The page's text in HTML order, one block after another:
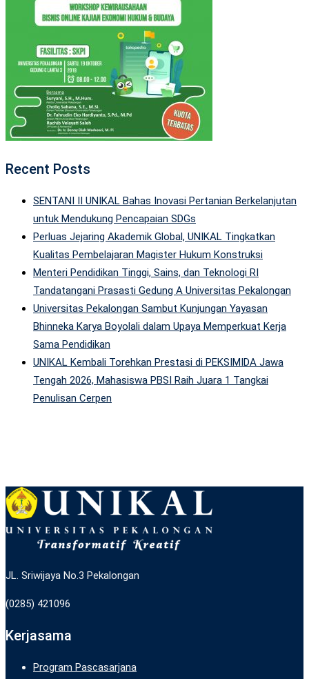
Recent Posts
SENTANI II UNIKAL Bahas Inovasi Pertanian Berkelanjutan
untuk Mendukung Pencapaian SDGs
Perluas Jejaring Akademik Global, UNIKAL Tingkatkan
Kualitas Pembelajaran Magister Hukum Konstruksi
Menteri Pendidikan Tinggi, Sains, dan Teknologi RI
Tandatangani Prasasti Gedung A Universitas Pekalongan
Universitas Pekalongan Sambut Kunjungan Yayasan
Bhinneka Karya Boyolali dalam Upaya Memperkuat Kerja
Sama Pendidikan
UNIKAL Kembali Torehkan Prestasi di PEKSIMIDA Jawa
Tengah 2026, Mahasiswa PBSI Raih Juara 1 Tangkai
Penulisan Cerpen
JL. Sriwijaya No.3 Pekalongan
(0285) 421096
Kerjasama
Program Pascasarjana